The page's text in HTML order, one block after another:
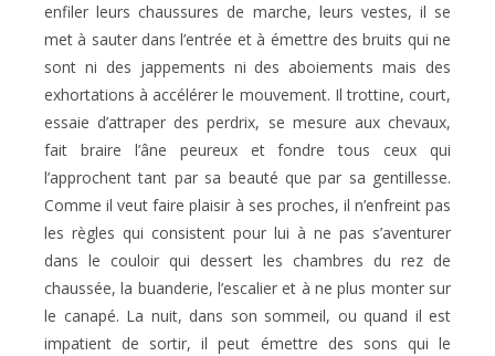
enfiler leurs chaussures de marche, leurs vestes, il se
met à sauter dans l’entrée et à émettre des bruits qui ne
sont ni des jappements ni des aboiements mais des
exhortations à accélérer le mouvement. Il trottine, court,
essaie d’attraper des perdrix, se mesure aux chevaux,
fait braire l’âne peureux et fondre tous ceux qui
l’approchent tant par sa beauté que par sa gentillesse.
Comme il veut faire plaisir à ses proches, il n’enfreint pas
les règles qui consistent pour lui à ne pas s’aventurer
dans le couloir qui dessert les chambres du rez de
chaussée, la buanderie, l’escalier et à ne plus monter sur
le canapé. La nuit, dans son sommeil, ou quand il est
impatient de sortir, il peut émettre des sons qui le